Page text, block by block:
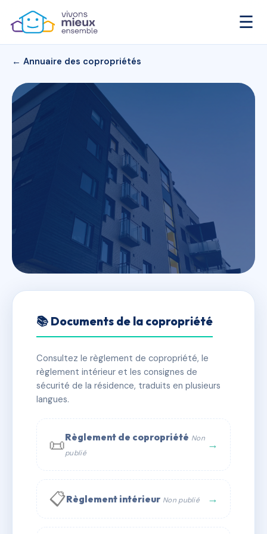
☰
← Annuaire des copropriétés
HORUS
✓ Immatriculée 🏠 17 lots 🏗 1 bâtiment(s)
📞 Contacter Syndic Digital
📚 Documents de la copropriété
Consultez le règlement de copropriété, le
règlement intérieur et les consignes de
sécurité de la résidence, traduits en plusieurs
langues.
📜Règlement de copropriété Non
publié
→
📋Règlement intérieur Non publié →